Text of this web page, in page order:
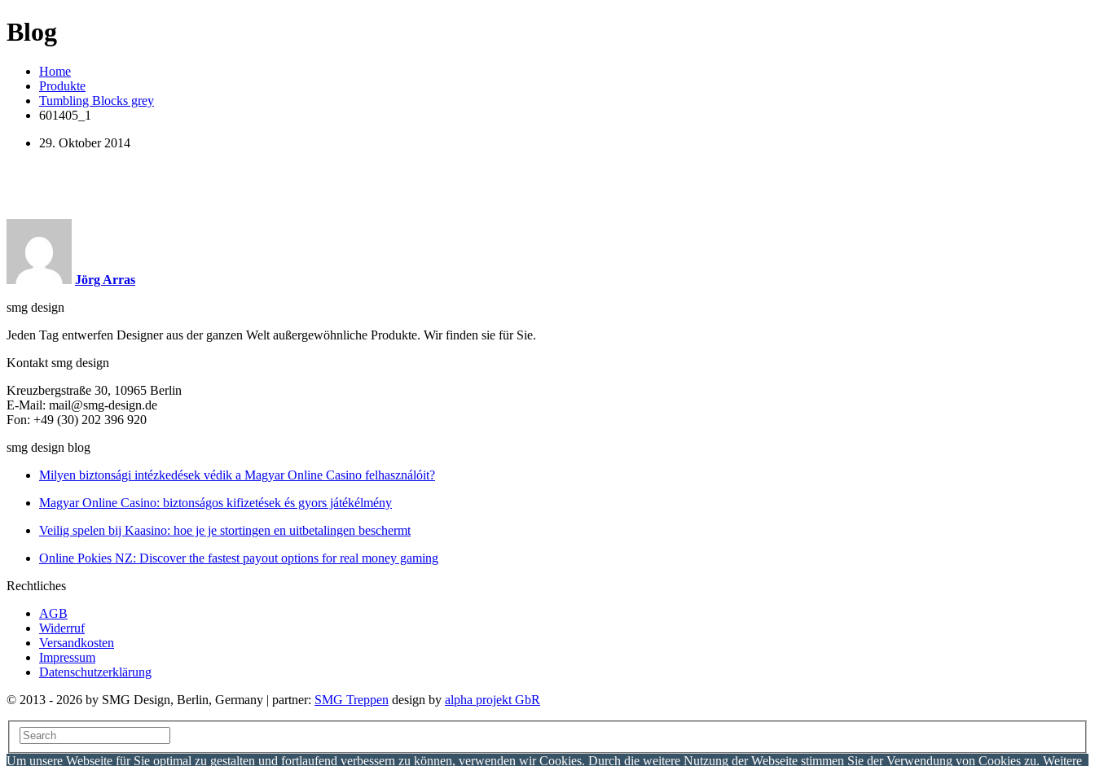
Blog
Home
Produkte
Tumbling Blocks grey
601405_1
29. Oktober 2014
Jörg Arras
smg design
Jeden Tag entwerfen Designer aus der ganzen Welt außergewöhnliche Produkte. Wir finden sie für Sie.
Kontakt smg design
Kreuzbergstraße 30, 10965 Berlin
E-Mail: mail@smg-design.de
Fon: +49 (30) 202 396 920
smg design blog
Milyen biztonsági intézkedések védik a Magyar Online Casino felhasználóit?
Magyar Online Casino: biztonságos kifizetések és gyors játékélmény
Veilig spelen bij Kaasino: hoe je je stortingen en uitbetalingen beschermt
Online Pokies NZ: Discover the fastest payout options for real money gaming
Rechtliches
AGB
Widerruf
Versandkosten
Impressum
Datenschutzerklärung
© 2013 - 2026 by SMG Design, Berlin, Germany | partner: SMG Treppen design by alpha projekt GbR
Um unsere Webseite für Sie optimal zu gestalten und fortlaufend verbessern zu können, verwenden wir Cookies. Durch die weitere Nutzung der Webseite stimmen Sie der Verwendung von Cookies zu. Weitere